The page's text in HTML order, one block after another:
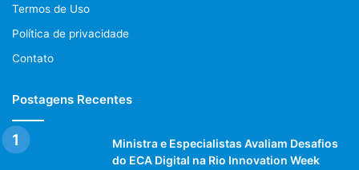
Termos de Uso
Política de privacidade
Contato
Postagens Recentes
Ministra e Especialistas Avaliam Desafios
do ECA Digital na Rio Innovation Week